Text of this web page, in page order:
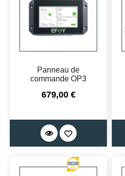
Panneau de
commande OP3
Prix
679,00 €